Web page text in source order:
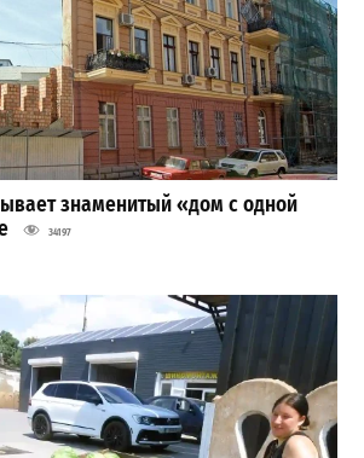
знаменитый «дом с одной
34197